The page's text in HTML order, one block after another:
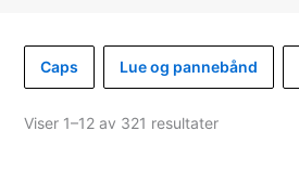
Caps Lue og pannebånd
Viser 1–12 av 321 resultaterSortert